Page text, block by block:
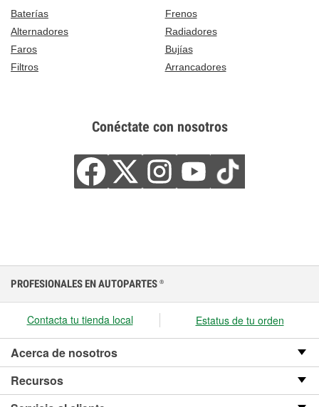
Baterías
Frenos
Alternadores
Radiadores
Faros
Bujías
Filtros
Arrancadores
Conéctate con nosotros
PROFESIONALES EN AUTOPARTES ®
Contacta tu tienda local Estatus de tu orden
Acerca de nosotros
Recursos